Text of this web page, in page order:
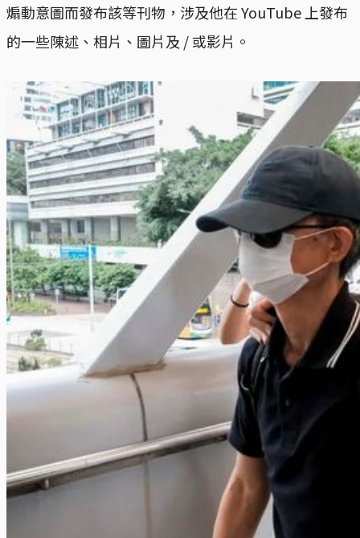
煽動意圖而發布該等刊物，涉及他在 YouTube 上發布
的一些陳述、相片、圖片及 / 或影片。